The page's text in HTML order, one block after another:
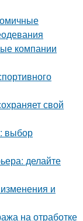
компании
свой
выбор
делайте
и
на отработке